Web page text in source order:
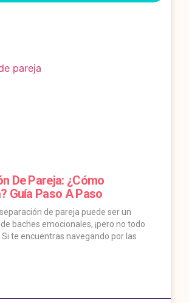
De Pareja: ¿Cómo
Guía Paso A Paso
de pareja puede ser un
baches emocionales, ¡pero no todo
te encuentras navegando por las